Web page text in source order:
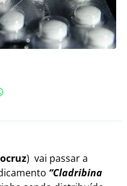
) vai passar a
“Cladribina